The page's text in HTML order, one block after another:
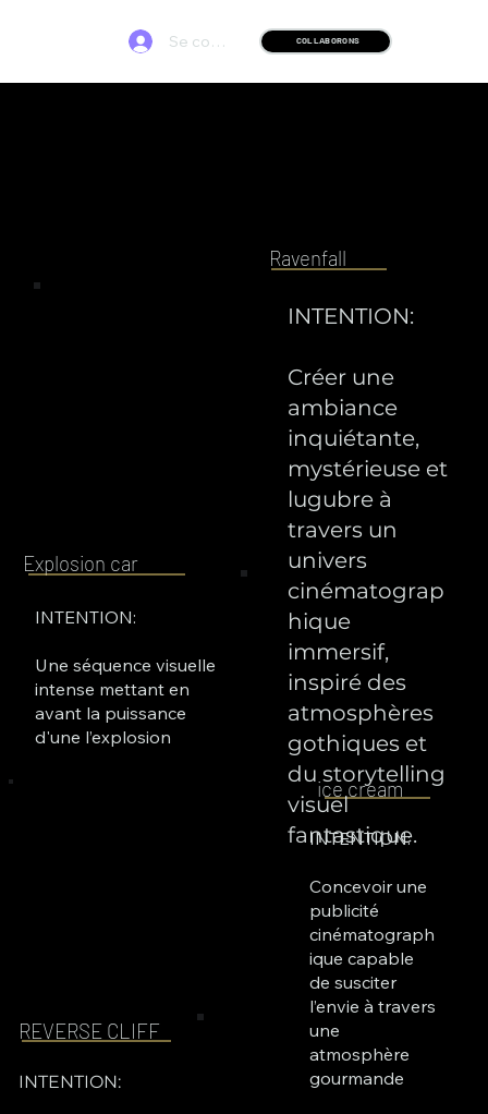
COLLABORONS
Se connecter
Ravenfall
INTENTION:
Créer une
ambiance
inquiétante,
mystérieuse et
lugubre à
travers un
univers
cinématograp
hique
immersif,
inspiré des
atmosphères
gothiques et
du storytelling
visuel
fantastique.
Explosion car
INTENTION:
Une séquence visuelle
intense mettant en
avant la puissance
d'une l’explosion
ice cream
INTENTION:
Concevoir une
publicité
cinématograph
ique capable
de susciter
l’envie à travers
une
atmosphère
gourmande
REVERSE CLIFF
INTENTION: